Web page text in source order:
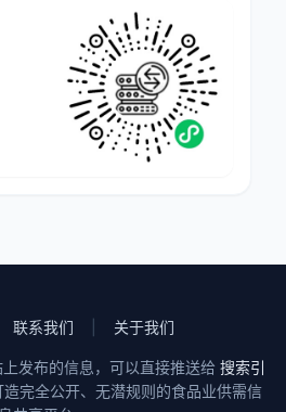
联系我们 关于我们
发布的信息，可以直接推送给 搜索引
造完全公开、无潜规则的食品业供需信